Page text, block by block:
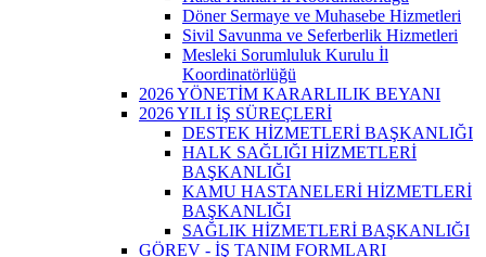
Döner Sermaye ve Muhasebe Hizmetleri
Sivil Savunma ve Seferberlik Hizmetleri
Mesleki Sorumluluk Kurulu İl
Koordinatörlüğü
2026 YÖNETİM KARARLILIK BEYANI
2026 YILI İŞ SÜREÇLERİ
DESTEK HİZMETLERİ BAŞKANLIĞI
HALK SAĞLIĞI HİZMETLERİ
BAŞKANLIĞI
KAMU HASTANELERİ HİZMETLERİ
BAŞKANLIĞI
SAĞLIK HİZMETLERİ BAŞKANLIĞI
GÖREV - İŞ TANIM FORMLARI